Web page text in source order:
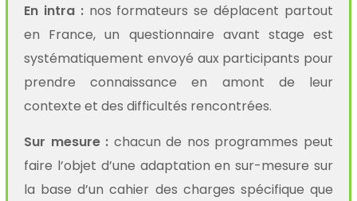
En intra : nos formateurs se déplacent partout
en France, un questionnaire avant stage est
systématiquement envoyé aux participants pour
prendre connaissance en amont de leur
contexte et des difficultés rencontrées.
Sur mesure : chacun de nos programmes peut
faire l’objet d’une adaptation en sur-mesure sur
la base d’un cahier des charges spécifique que